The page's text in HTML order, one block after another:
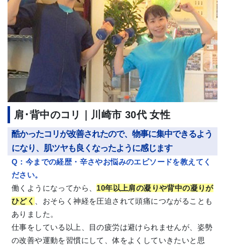
肩･背中のコリ｜川崎市 30代 女性
酷かったコリが改善されたので、物事に集中できるよう
になり、肌ツヤも良くなったように感じます
Q：今までの経歴・辛さやお悩みのエピソードを教えてく
ださい。
働くようになってから、 10年以上肩の凝りや背中の凝りが
ひどく
、おそらく神経を圧迫されて頭痛につながることも
ありました。
仕事をしている以上、目の疲労は避けられませんが、姿勢
の改善や運動を習慣にして、体をよくしていきたいと思